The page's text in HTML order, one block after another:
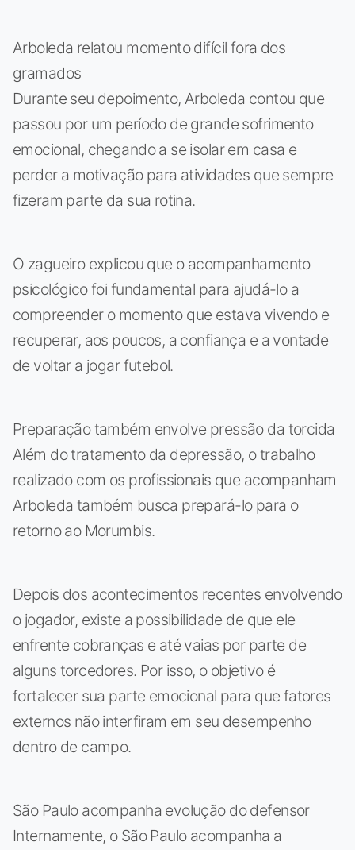
Arboleda relatou momento difícil fora dos
gramados
Durante seu depoimento, Arboleda contou que
passou por um período de grande sofrimento
emocional, chegando a se isolar em casa e
perder a motivação para atividades que sempre
fizeram parte da sua rotina.
O zagueiro explicou que o acompanhamento
psicológico foi fundamental para ajudá-lo a
compreender o momento que estava vivendo e
recuperar, aos poucos, a confiança e a vontade
de voltar a jogar futebol.
Preparação também envolve pressão da torcida
Além do tratamento da depressão, o trabalho
realizado com os profissionais que acompanham
Arboleda também busca prepará-lo para o
retorno ao Morumbis.
Depois dos acontecimentos recentes envolvendo
o jogador, existe a possibilidade de que ele
enfrente cobranças e até vaias por parte de
alguns torcedores. Por isso, o objetivo é
fortalecer sua parte emocional para que fatores
externos não interfiram em seu desempenho
dentro de campo.
São Paulo acompanha evolução do defensor
Internamente, o São Paulo acompanha a